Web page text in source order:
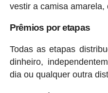
vestir a camisa amarela,
Prêmios por etapas
Todas as etapas
dinheiro,
dia ou qualquer outra